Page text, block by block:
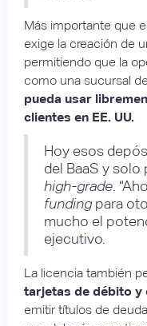
Más importante que
exige la creación de
permitiendo que la
como una sucursal
pueda usar
clientes en EE. UU.
Hoy esos
del BaaS y
high-grade .
fundingpara
mucho el
ejecutivo.
La licencia también
tarjetas de débito y
emitir títulos de